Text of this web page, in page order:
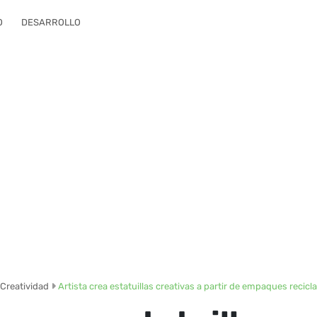
DESARROLLO
Creatividad Artista crea estatuillas creativas a partir de empaques